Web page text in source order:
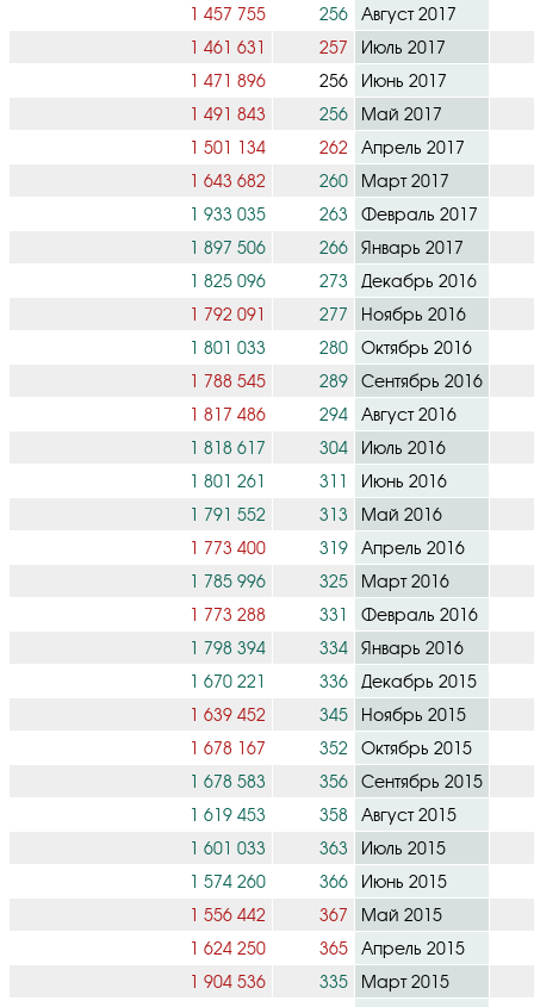
1 457 755
256
Август 2017
1 461 631
257
Июль 2017
1 471 896
256
Июнь 2017
1 491 843
256
Май 2017
1 501 134
262
Апрель 2017
1 643 682
260
Март 2017
1 933 035
263
Февраль 2017
1 897 506
266
Январь 2017
1 825 096
273
Декабрь 2016
1 792 091
277
Ноябрь 2016
1 801 033
280
Октябрь 2016
1 788 545
289
Сентябрь 2016
1 817 486
294
Август 2016
1 818 617
304
Июль 2016
1 801 261
311
Июнь 2016
1 791 552
313
Май 2016
1 773 400
319
Апрель 2016
1 785 996
325
Март 2016
1 773 288
331
Февраль 2016
1 798 394
334
Январь 2016
1 670 221
336
Декабрь 2015
1 639 452
345
Ноябрь 2015
1 678 167
352
Октябрь 2015
1 678 583
356
Сентябрь 2015
1 619 453
358
Август 2015
1 601 033
363
Июль 2015
1 574 260
366
Июнь 2015
1 556 442
367
Май 2015
1 624 250
365
Апрель 2015
1 904 536
335
Март 2015